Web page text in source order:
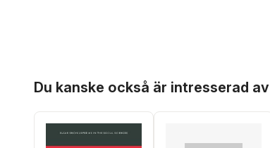
Du kanske också är intresserad av